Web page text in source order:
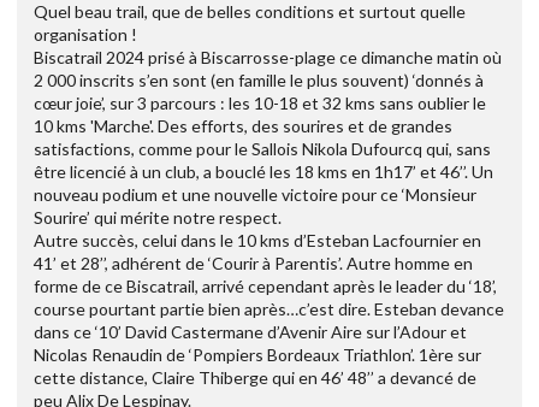
Quel beau trail, que de belles conditions et surtout quelle
organisation !
Biscatrail 2024 prisé à Biscarrosse-plage ce dimanche matin où
2 000 inscrits s’en sont (en famille le plus souvent) ‘donnés à
cœur joie’, sur 3 parcours : les 10-18 et 32 kms sans oublier le
10 kms 'Marche'. Des efforts, des sourires et de grandes
satisfactions, comme pour le Sallois Nikola Dufourcq qui, sans
être licencié à un club, a bouclé les 18 kms en 1h17’ et 46’’. Un
nouveau podium et une nouvelle victoire pour ce ‘Monsieur
Sourire’ qui mérite notre respect.
Autre succès, celui dans le 10 kms d’Esteban Lacfournier en
41’ et 28’’, adhérent de ‘Courir à Parentis’. Autre homme en
forme de ce Biscatrail, arrivé cependant après le leader du ‘18’,
course pourtant partie bien après…c’est dire. Esteban devance
dans ce ‘10’ David Castermane d’Avenir Aire sur l’Adour et
Nicolas Renaudin de ‘Pompiers Bordeaux Triathlon’. 1ère sur
cette distance, Claire Thiberge qui en 46’ 48’’ a devancé de
peu Alix De Lespinay.